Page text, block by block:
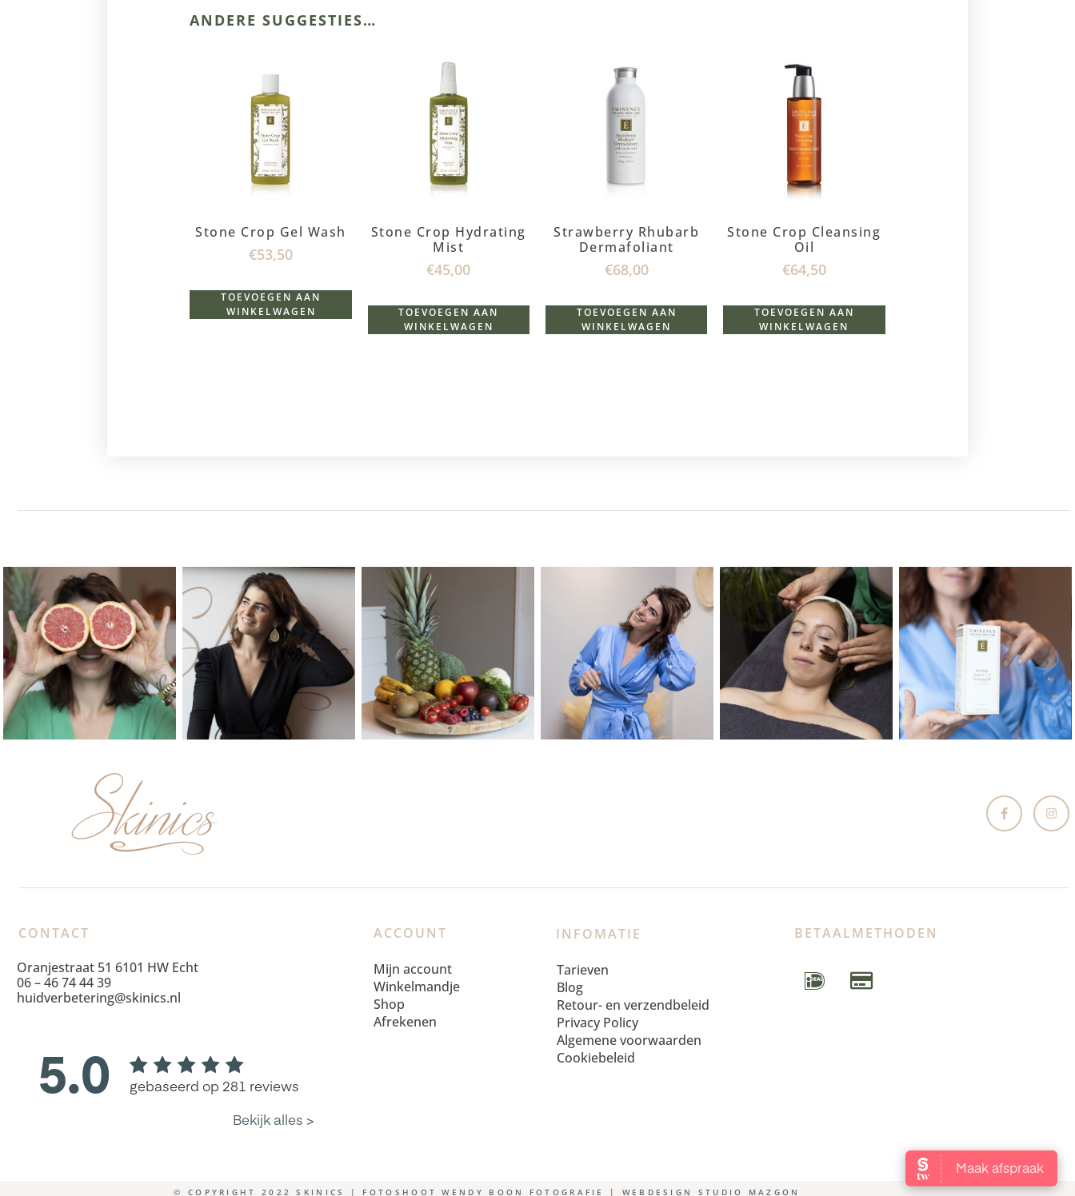
ANDERE SUGGESTIES…
Stone Crop Gel Wash
€53,50
TOEVOEGEN AAN
WINKELWAGEN
Stone Crop Hydrating
Mist
€45,00
TOEVOEGEN AAN
WINKELWAGEN
Strawberry Rhubarb
Dermafoliant
€68,00
TOEVOEGEN AAN
WINKELWAGEN
Stone Crop Cleansing
Oil
€64,50
TOEVOEGEN AAN
WINKELWAGEN
CONTACT
Oranjestraat 51 6101 HW Echt
06 – 46 74 44 39
huidverbetering@skinics.nl
ACCOUNT
Mijn account
Winkelmandje
Shop
Afrekenen
INFOMATIE
Tarieven
Blog
Retour- en verzendbeleid
Privacy Policy
Algemene voorwaarden
Cookiebeleid
BETAALMETHODEN
© COPYRIGHT 2022 SKINICS | FOTOSHOOT WENDY BOON FOTOGRAFIE | WEBDESIGN STUDIO MAZGON